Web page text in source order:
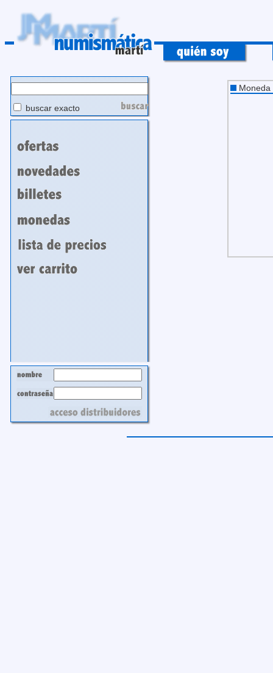
buscar exacto
Moneda